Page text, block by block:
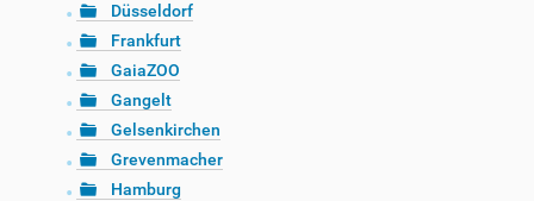
Düsseldorf
Frankfurt
GaiaZOO
Gangelt
Gelsenkirchen
Grevenmacher
Hamburg